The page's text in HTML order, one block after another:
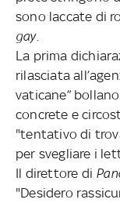
sono laccate di
gay.
La prima
rilasciata
vaticane”
concrete e
"tentativo di
per svegliare i
Il direttore di
"Desidero